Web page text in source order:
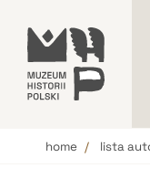
home lista